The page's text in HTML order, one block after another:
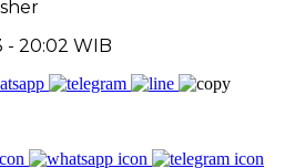
- 20:02 WIB